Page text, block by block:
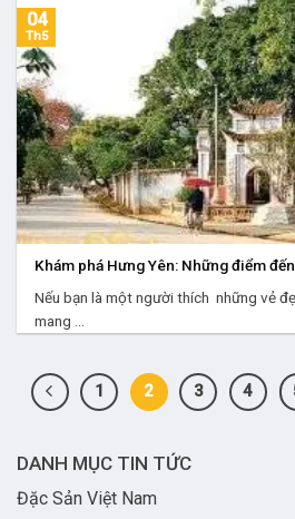
Khám phá Hưng Yên: Những điểm
Nếu bạn là một người thích những vẻ
mang ...
04
Th5
1 2 3 4
DANH MỤC TIN TỨC
Đặc Sản Việt Nam